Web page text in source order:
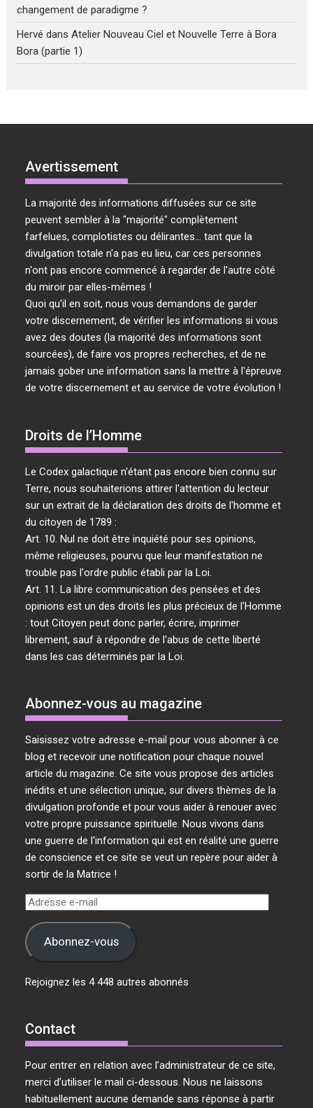
changement de paradigme ?
Hervé dansAtelier Nouveau Ciel et Nouvelle Terre à Bora
Bora (partie 1)
Avertissement
La majorité des informations diffusées sur ce site
peuvent sembler à la "majorité" complètement
farfelues, complotistes ou délirantes... tant que la
divulgation totale n'a pas eu lieu, car ces personnes
n'ont pas encore commencé à regarder de l'autre côté
du miroir par elles-mêmes !
Quoi qu'il en soit, nous vous demandons de garder
votre discernement, de vérifier les informations si vous
avez des doutes (la majorité des informations sont
sourcées), de faire vos propres recherches, et de ne
jamais gober une information sans la mettre à l'épreuve
de votre discernement et au service de votre évolution !
Droits de l’Homme
Le Codex galactique n'étant pas encore bien connu sur
Terre, nous souhaiterions attirer l'attention du lecteur
sur un extrait de la déclaration des droits de l'homme et
du citoyen de 1789 :
Art. 10. Nul ne doit être inquiété pour ses opinions,
même religieuses, pourvu que leur manifestation ne
trouble pas l'ordre public établi par la Loi.
Art. 11. La libre communication des pensées et des
opinions est un des droits les plus précieux de l'Homme
: tout Citoyen peut donc parler, écrire, imprimer
librement, sauf à répondre de l'abus de cette liberté
dans les cas déterminés par la Loi.
Abonnez-vous au magazine
Saisissez votre adresse e-mail pour vous abonner à ce
blog et recevoir une notification pour chaque nouvel
article du magazine. Ce site vous propose des articles
inédits et une sélection unique, sur divers thèmes de la
divulgation profonde et pour vous aider à renouer avec
votre propre puissance spirituelle. Nous vivons dans
une guerre de l'information qui est en réalité une guerre
de conscience et ce site se veut un repère pour aider à
sortir de la Matrice !
Adresse
mail Abonnez-vous
Rejoignez les 4 448 autres abonnés
Contact
Pour entrer en relation avec l’administrateur de ce site,
merci d’utiliser le mail ci-dessous. Nous ne laissons
habituellement aucune demande sans réponse à partir